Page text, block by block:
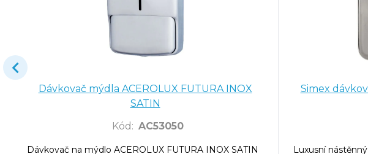
Dávkovač mýdla ACEROLUX FUTURA INOX
SATIN
Kód : AC53050
Dávkovač na mýdlo ACEROLUX FUTURA INOX SATIN
Simex
Luxusní